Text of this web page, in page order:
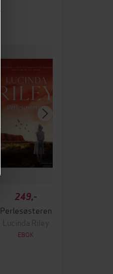
249,-
Perlesøsteren
Lucinda Riley
EBOK